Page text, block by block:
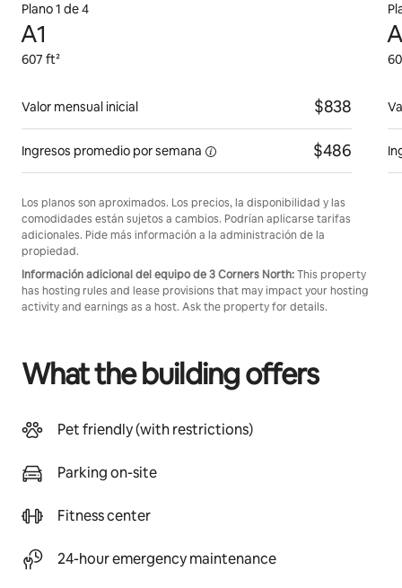
Plano 1 de 4
A1
607 ft²
Valor mensual inicial $838
Ingresos promedio por semana $486
Los planos son aproximados. Los precios, la disponibilidad y las
comodidades están sujetos a cambios. Podrían aplicarse tarifas
adicionales. Pide más información a la administración de la
propiedad.
Información adicional del equipo de 3 Corners North:This property
has hosting rules and lease provisions that may impact your hosting
activity and earnings as a host. Ask the property for details.
What the building offers
Pet friendly (with restrictions)
Parking on-site
Fitness center
24-hour emergency maintenance